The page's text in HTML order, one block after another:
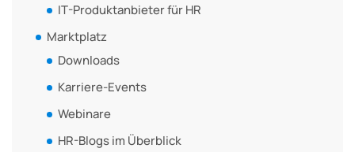
IT-Produktanbieter für HR
Marktplatz
Downloads
Karriere-Events
Webinare
HR-Blogs im Überblick